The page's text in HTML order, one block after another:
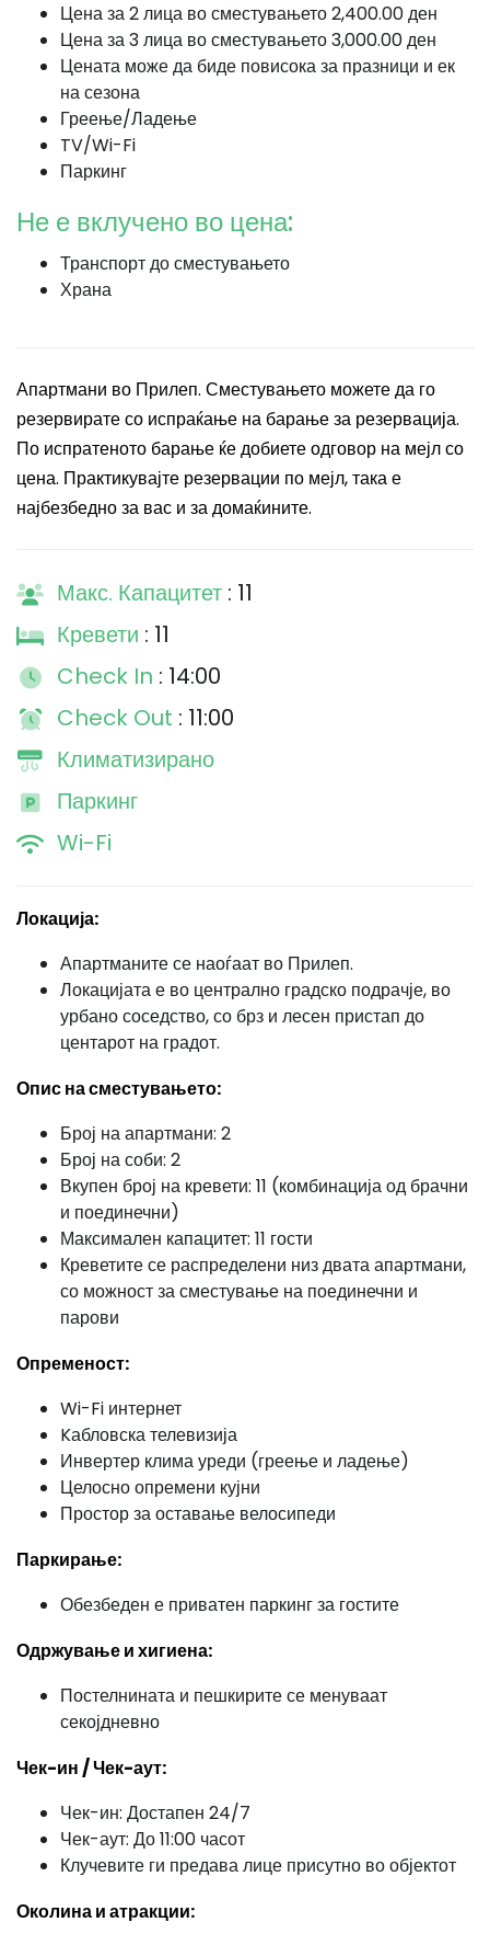
Цена за 2 лица во сместувањето 2,400.00 ден
Цена за 3 лица во сместувањето 3,000.00 ден
Цената може да биде повисока за празници и ек
на сезона
Греење/Ладење
TV/Wi-Fi
Паркинг
Не е вклучено во цена:
Транспорт до сместувањето
Храна
Апартмани во Прилеп. Сместувањето можете да го
резервирате со испраќање на барање за резервација.
По испратеното барање ќе добиете одговор на мејл со
цена. Практикувајте резервации по мејл, така е
најбезбедно за вас и за домаќините.
Макс. Капацитет : 11
Кревети : 11
Check In : 14:00
Check Out : 11:00
Климатизирано
Паркинг
Wi-Fi
Локација:
Апартманите се наоѓаат во Прилеп.
Локацијата е во централно градско подрачје, во
урбано соседство, со брз и лесен пристап до
центарот на градот.
Опис на сместувањето:
Број на апартмани: 2
Број на соби: 2
Вкупен број на кревети: 11 (комбинација од брачни
и поединечни)
Максимален капацитет: 11 гости
Креветите се распределени низ двата апартмани,
со можност за сместување на поединечни и
парови
Опременост:
Wi-Fi интернет
Kабловска телевизија
Инвертер клима уреди (греење и ладење)
Целосно опремени кујни
Простор за оставање велосипеди
Паркирање:
Обезбеден е приватен паркинг за гостите
Одржување и хигиена:
Постелнината и пешкирите се менуваат
секојдневно
Чек-ин / Чек-аут:
Чек-ин: Достапен 24/7
Чек-аут: До 11:00 часот
Клучевите ги предава лице присутно во објектот
Околина и атракции: